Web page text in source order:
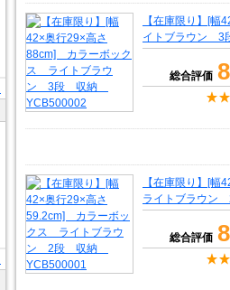
【在庫限り】[
イトブラウン
総合評価
【在庫限り】[
ライトブラウ
総合評価